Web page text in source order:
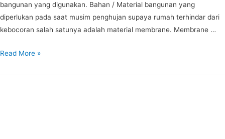
bangunan yang digunakan. Bahan / Material bangunan yang
diperlukan pada saat musim penghujan supaya rumah terhindar dari
kebocoran salah satunya adalah material membrane. Membrane …
Read More »